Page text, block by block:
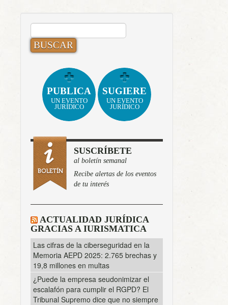
BUSCAR:
PUBLICA
UN EVENTO
JURÍDICO
SUGIERE
UN EVENTO
JURÍDICO
SUSCRÍBETE
al boletín semanal
Recibe alertas de los eventos
de tu interés
ACTUALIDAD JURÍDICA
GRACIAS A IURISMATICA
Las cifras de la ciberseguridad en la
Memoria AEPD 2025: 2.765 brechas y
19,8 millones en multas
¿Puede la empresa seudonimizar el
escalafón para cumplir el RGPD? El
Tribunal Supremo dice que no siempre